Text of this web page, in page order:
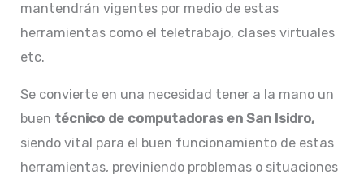
mantendrán vigentes por medio de estas
herramientas como el teletrabajo, clases virtuales
etc.
Se convierte en una necesidad tener a la mano un
buen técnico de computadoras en San Isidro,
siendo vital para el buen funcionamiento de estas
herramientas, previniendo problemas o situaciones